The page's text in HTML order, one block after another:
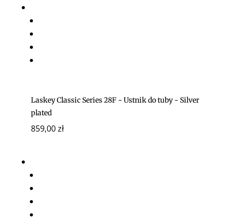
Laskey Classic Series 28F - Ustnik do tuby - Silver
plated
859,00zł